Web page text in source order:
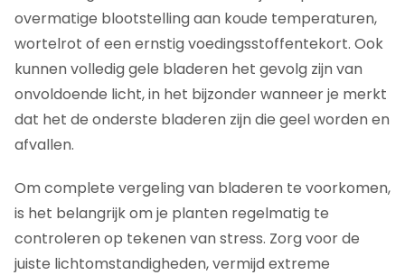
overmatige blootstelling aan koude temperaturen,
wortelrot of een ernstig voedingsstoffentekort. Ook
kunnen volledig gele bladeren het gevolg zijn van
onvoldoende licht, in het bijzonder wanneer je merkt
dat het de onderste bladeren zijn die geel worden en
afvallen.
Om complete vergeling van bladeren te voorkomen,
is het belangrijk om je planten regelmatig te
controleren op tekenen van stress. Zorg voor de
juiste lichtomstandigheden, vermijd extreme